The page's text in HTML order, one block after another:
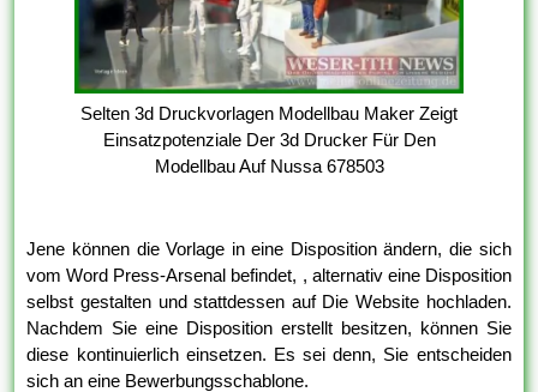
Selten 3d Druckvorlagen Modellbau Maker Zeigt
Einsatzpotenziale Der 3d Drucker Für Den
Modellbau Auf Nussa 678503
Jene können die Vorlage in eine Disposition ändern, die sich
vom Word Press-Arsenal befindet, , alternativ eine Disposition
selbst gestalten und stattdessen auf Die Website hochladen.
Nachdem Sie eine Disposition erstellt besitzen, können Sie
diese kontinuierlich einsetzen. Es sei denn, Sie entscheiden
sich an eine Bewerbungsschablone.